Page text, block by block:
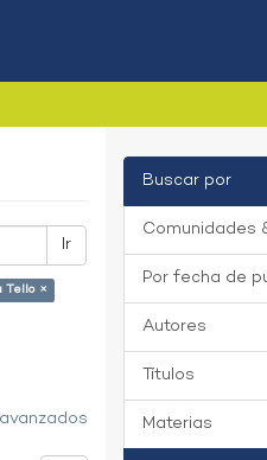
Ir
Tello ×
Buscar por
Comunidades
Por fecha de
Autores
Títulos
Materias